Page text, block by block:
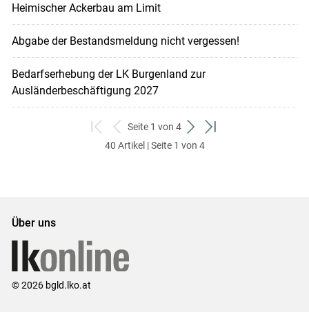
Heimischer Ackerbau am Limit
Abgabe der Bestandsmeldung nicht vergessen!
Bedarfserhebung der LK Burgenland zur
Ausländerbeschäftigung 2027
zum
ersten
zurück
zum
Seite 1 von 4
weiter
zum
zum
40 Artikel | Seite 1 von 4
Über uns
© 2026 bgld.lko.at